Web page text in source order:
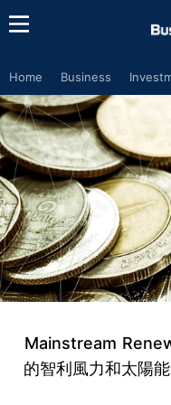
Home Business
Mainstream
的智利風力和太陽